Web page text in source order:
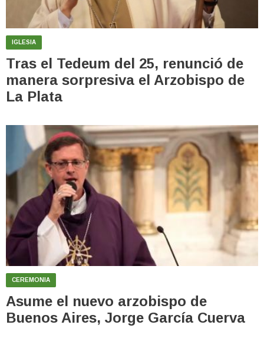
IGLESIA
Tras el Tedeum del 25, renunció de
manera sorpresiva el Arzobispo de
La Plata
CEREMONIA
Asume el nuevo arzobispo de
Buenos Aires, Jorge García Cuerva